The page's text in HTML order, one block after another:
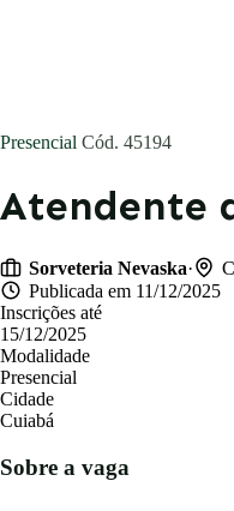
Presencial Cód. 45194
Atendente
Sorveteria Nevaska·
Publicada em 11/12/2025
Inscrições até
15/12/2025
Modalidade
Presencial
Cidade
Cuiabá
Sobre a vaga